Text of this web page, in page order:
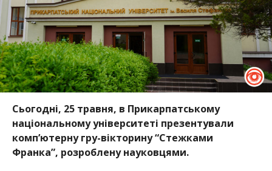
Сьогодні, 25 травня, в Прикарпатському
національному університеті презентували
комп’ютерну гру-вікторину “Стежками
Франка”, розроблену науковцями.